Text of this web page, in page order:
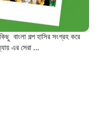
বাংলা গল্প হাসির সংগ্রহ করে
এর সেরা ...